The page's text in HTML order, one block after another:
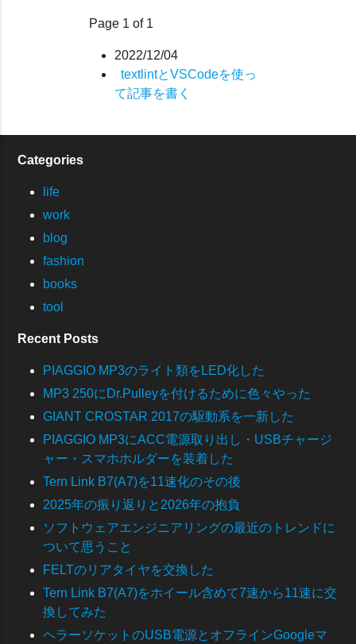
Page 1 of 1
2022/12/04
textlintとVSCodeを使っ
て記事を書く
Categories
life
work
blog
fashion
books
tool
Recent Posts
PIAGGIO MP3のライト類をLED化した
MP3 250にDr.Pulleyを付けるために色々やった
GIANT CROSTAR 2017の駆動系を一新した
PIAGGIO MP3にACC電源取り出し・USBチャージ
ャー・スマホホルダーを装着した
Tern Link B7(A7)を11速化のその後
2025年の振り返りと2026年の抱負
ソフトウェアエンジニアリングの最近のトレンドに
ついて思うこと
FELTのリアタイヤを交換した
Tern Link B7(A7)をホイール含めて7速から11速に交
換してみた
ヘラーソケットのUSB電源とオフラインGoogleマ